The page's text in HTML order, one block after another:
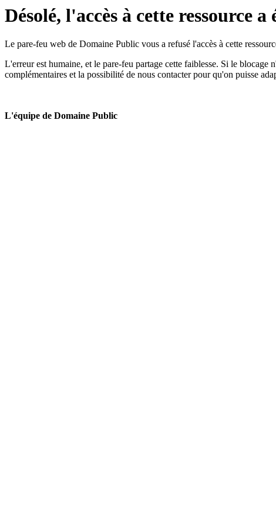
Désolé, l'accès à cette ressource a
Le pare-feu web de Domaine Public vous a refusé l'accès à cette
L'erreur est humaine, et le pare-feu partage cette faiblesse. Si le
complémentaires et la possibilité de nous contacter pour qu'on puisse
L'équipe de Domaine Public